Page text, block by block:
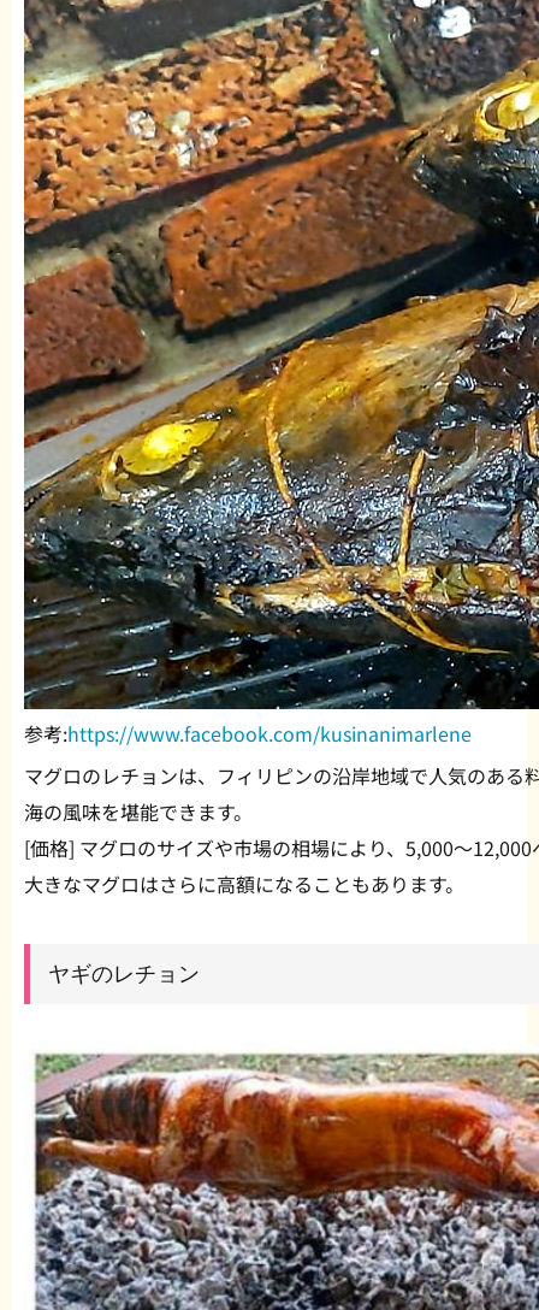
参考:https://www.facebook.com/kusinanimarlene
マグロのレチョンは、フィリピンの沿岸地域で人気のある
海の風味を堪能できます。
[価格] マグロのサイズや市場の相場により、5,000〜
大きなマグロはさらに高額になることもあります。
ヤギのレチョン